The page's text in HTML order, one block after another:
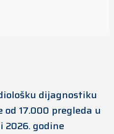
dijagnostiku
17.000 pregleda u
2026. godine